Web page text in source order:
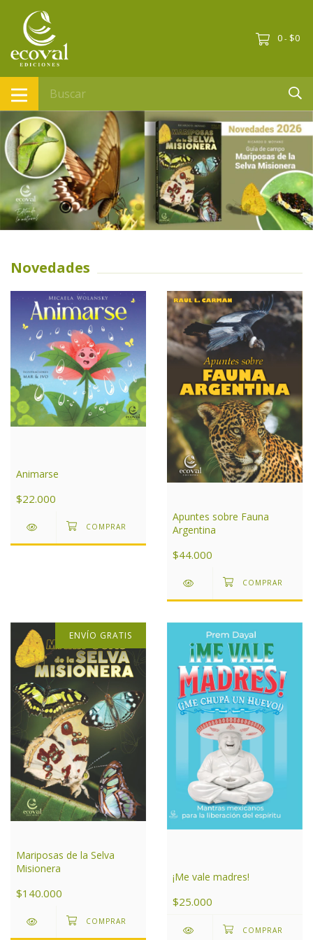
0 - $0
Novedades
Animarse
$22.000
Apuntes sobre Fauna
Argentina
$44.000
ENVÍO GRATIS
Mariposas de la Selva
Misionera
$140.000
¡Me vale madres!
$25.000